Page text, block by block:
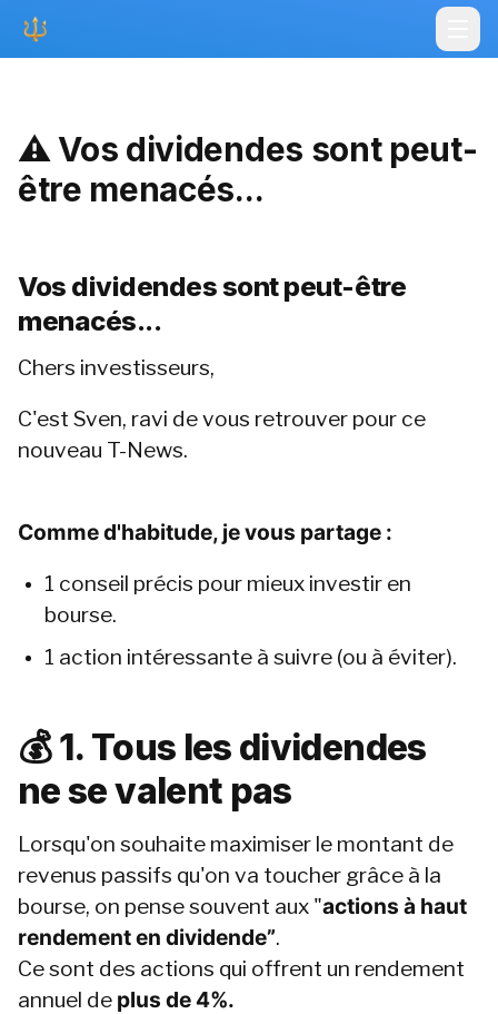
⚠️ Vos dividendes sont peut-
être menacés...
Vos dividendes sont peut-être
menacés...
Chers investisseurs,
C'est Sven, ravi de vous retrouver pour ce
nouveau T-News.
Comme d'habitude, je vous partage :
1 conseil précis pour mieux investir en
bourse.
1 action intéressante à suivre (ou à éviter).
💰 1. Tous les dividendes
ne se valent pas
Lorsqu'on souhaite maximiser le montant de
revenus passifs qu'on va toucher grâce à la
bourse, on pense souvent aux "actions à haut
rendement en dividende”.
Ce sont des actions qui offrent un rendement
annuel de plus de 4%.